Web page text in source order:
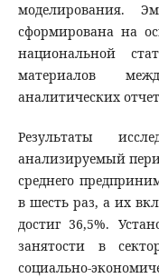
моделирования.
сформирована на
национальной
материалов
аналитических
Результаты
анализируемый
среднего
в шесть раз, а их
достиг 36,5%.
занятости в
социально-